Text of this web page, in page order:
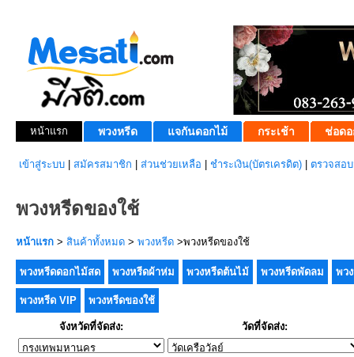
หน้าแรก พวงหรีด แจกันดอกไม้ กระเช้า ช่อดอ
เข้าสู่ระบบ สมัครสมาชิก ส่วนช่วยเหลือ ชำระเงิน(บัตรเครดิต) ตรวจสอ
พวงหรีดของใช้
หน้าแรก > สินค้าทั้งหมด > พวงหรีด >พวงหรีดของใช้
พวงหรีดดอกไม้สด พวงหรีดผ้าห่ม พวงหรีดต้นไม้ พวงหรีดพัดลม พว
พวงหรีด VIP พวงหรีดของใช้
จังหวัดที่จัดส่ง: วัดที่จัดส่ง: